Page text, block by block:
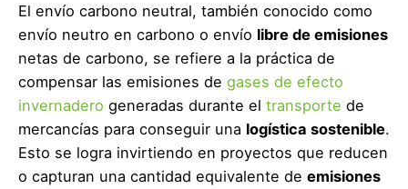
El envío carbono neutral, también conocido como
envío neutro en carbono o envío libre de emisiones
netas de carbono, se refiere a la práctica de
compensar las emisiones de gases de efecto
invernadero generadas durante el transporte de
mercancías para conseguir una logística sostenible.
Esto se logra invirtiendo en proyectos que reducen
o capturan una cantidad equivalente de emisiones